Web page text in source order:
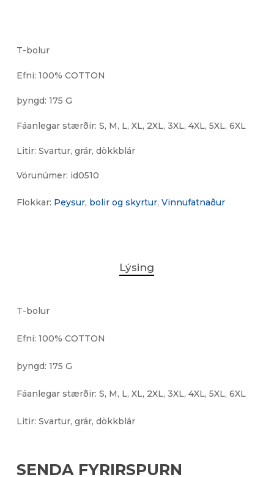
T-bolur
Efni: 100% COTTON
þyngd: 175 G
Fáanlegar stærðir: S, M, L, XL, 2XL, 3XL, 4XL, 5XL, 6XL
Litir: Svartur, grár, dökkblár
Vörunúmer: id0510
Flokkar: Peysur, bolir og skyrtur, Vinnufatnaður
Lýsing
T-bolur
Efni: 100% COTTON
þyngd: 175 G
Fáanlegar stærðir: S, M, L, XL, 2XL, 3XL, 4XL, 5XL, 6XL
Litir: Svartur, grár, dökkblár
SENDA FYRIRSPURN